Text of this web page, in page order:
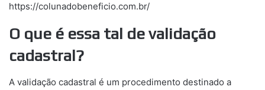
https://colunadobeneficio.com.br/
O que é essa tal de validação
cadastral?
A validação cadastral é um procedimento destinado a